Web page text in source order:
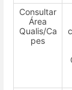
Consultar
Área
Qualis/Ca
pes